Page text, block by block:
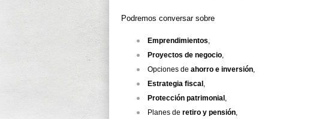
Podremos conversar sobre
Emprendimientos,
Proyectos de negocio,
Opciones de ahorro e inversión,
Estrategia fiscal ,
Protección patrimonial ,
Planes de retiro y pensión,